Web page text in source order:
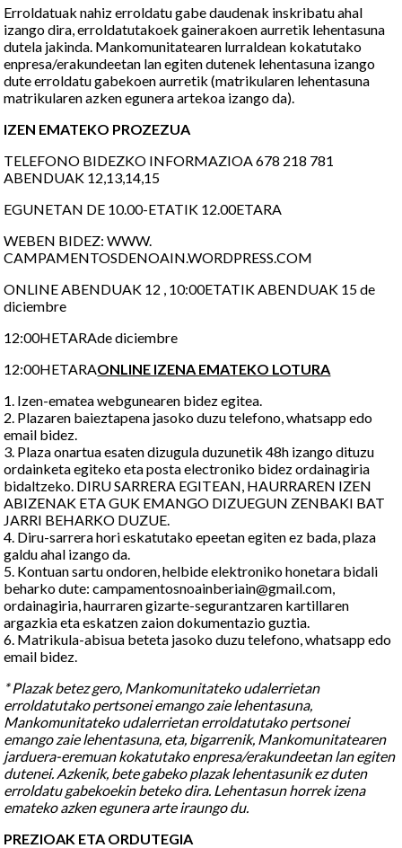
Erroldatuak nahiz erroldatu gabe daudenak inskribatu ahal
izango dira, erroldatutakoek gainerakoen aurretik lehentasuna
dutela jakinda. Mankomunitatearen lurraldean kokatutako
enpresa/erakundeetan lan egiten dutenek lehentasuna izango
dute erroldatu gabekoen aurretik (matrikularen lehentasuna
matrikularen azken egunera artekoa izango da).
IZEN EMATEKO PROZEZUA
TELEFONO BIDEZKO INFORMAZIOA 678 218 781
ABENDUAK 12,13,14,15
EGUNETAN DE 10.00-ETATIK 12.00ETARA
WEBEN BIDEZ: WWW.
CAMPAMENTOSDENOAIN.WORDPRESS.COM
ONLINE ABENDUAK 12 , 10:00ETATIK ABENDUAK 15 de
diciembre
12:00HETARAde diciembre
12:00HETARAONLINE IZENA EMATEKO LOTURA
1. Izen-ematea webgunearen bidez egitea.
2. Plazaren baieztapena jasoko duzu telefono, whatsapp edo
email bidez.
3. Plaza onartua esaten dizugula duzunetik 48h izango dituzu
ordainketa egiteko eta posta electroniko bidez ordainagiria
bidaltzeko. DIRU SARRERA EGITEAN, HAURRAREN IZEN
ABIZENAK ETA GUK EMANGO DIZUEGUN ZENBAKI BAT
JARRI BEHARKO DUZUE.
4. Diru-sarrera hori eskatutako epeetan egiten ez bada, plaza
galdu ahal izango da.
5. Kontuan sartu ondoren, helbide elektroniko honetara bidali
beharko dute: campamentosnoainberiain@gmail.com,
ordainagiria, haurraren gizarte-segurantzaren kartillaren
argazkia eta eskatzen zaion dokumentazio guztia.
6. Matrikula-abisua beteta jasoko duzu telefono, whatsapp edo
email bidez.
* Plazak betez gero, Mankomunitateko udalerrietan
erroldatutako pertsonei emango zaie lehentasuna,
Mankomunitateko udalerrietan erroldatutako pertsonei
emango zaie lehentasuna, eta, bigarrenik, Mankomunitatearen
jarduera-eremuan kokatutako enpresa/erakundeetan lan egiten
dutenei. Azkenik, bete gabeko plazak lehentasunik ez duten
erroldatu gabekoekin beteko dira. Lehentasun horrek izena
emateko azken egunera arte iraungo du.
PREZIOAK ETA ORDUTEGIA